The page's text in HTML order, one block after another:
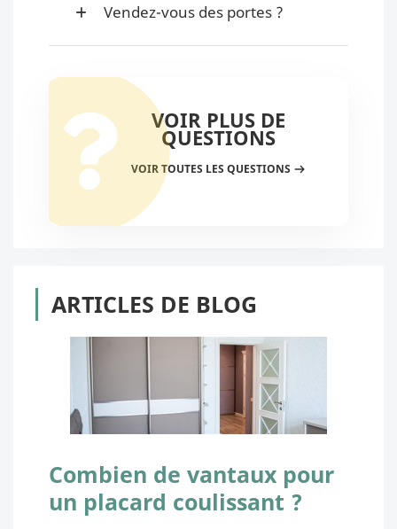
Vendez-vous des portes ?
VOIR PLUS DE
QUESTIONS
VOIR TOUTES LES QUESTIONS
ARTICLES DE BLOG
Combien de vantaux pour
un placard coulissant ?